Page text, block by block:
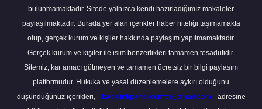
bulunmamaktadır. Sitede yalnızca kendi hazırladığımız makaleler
paylaşılmaktadır. Burada yer alan içerikler haber niteliği taşımamakta
olup, gerçek kurum ve kişiler hakkında paylaşım yapılmamaktadır.
Gerçek kurum ve kişiler ile isim benzerlikleri tamamen tesadüfidir.
Sitemiz, kar amacı gütmeyen ve tamamen ücretsiz bir bilgi paylaşım
platformudur. Hukuka ve yasal düzenlemelere aykırı olduğunu
düşündüğünüz içerikleri,
backlinkpanelicomtr@gmail.com
adresine